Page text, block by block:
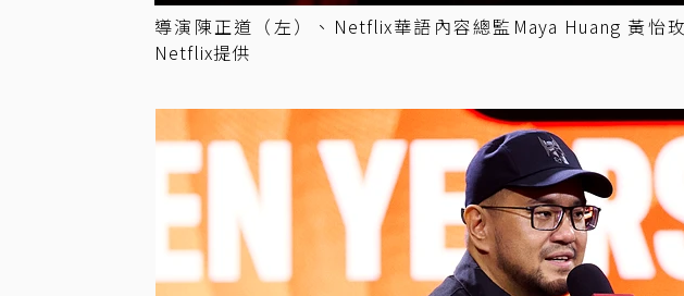
導演陳正道（左）、Netflix華語內容總監Maya Huang 黃怡
Netflix提供